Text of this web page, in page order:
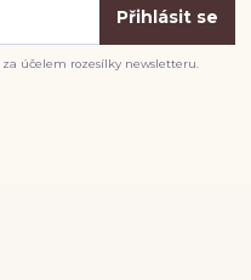
Přihlásit se
za účelem rozesílky newsletteru.